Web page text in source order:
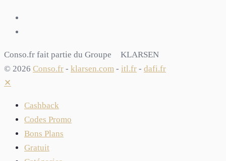
Conso.fr fait partie du Groupe
KLARSEN
© 2026 Conso.fr - klarsen.com - itl.fr - dafi.fr
✕
Cashback
Codes Promo
Bons Plans
Gratuit